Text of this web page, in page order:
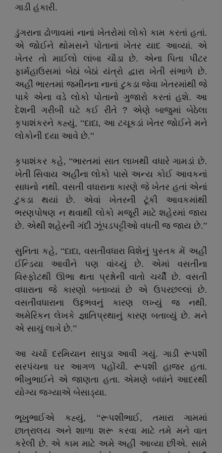
ગાડી હંકારી.
ડુંગરાના ઢોળાવમાં નાનાં ખેતરોમાં લોકો કામ કરતાં હતાં.
એ જોઈને થોમસને પોતાનાં ખેતર યાદ આવ્યાં. એ
ખેતર તો માઈલો લાંબા ચૌડા છે. એના પિતા પીટર
ફાર્મહાઉસમાં બેઠાં બેઠાં યંત્રો દ્વારા ખેતી સંભાળે છે.
અહીં ભારતમાં જમીનના નાનાં ટુકડા જેવા ખેતરમાંથી જે
પાકે એના વડે લોકો પોતાનો ગુજારો કરતાં હશે. આ
દેશની ગરીબી ઘટે કઈ રીતે ? એણે બાજુમાં બેઠેલા
કૃપાશંકરને કહ્યું, ‘‘દાદા, આ ટચૂકડાં ખેતર જોઈને મને
લોકોની દયા આવે છે.’’
કૃપાશંકર કહે, ‘‘ભારતમાં સાત લાખથી વધારે ગામડાં છે.
ખેતી સિવાય અહીંના લોકો પાસે અન્ય કોઈ આવકનાં
સાધનો નથી. વસતી વધારાના કારણે જે ખેતર હતાં એનાં
ટુકડા થયાં છે. એવાં ખેતરની ટૂંકી આવકમાંથી
ભરણપોષણ ન થવાથી લોકો મજૂરી માટે શહેરમાં જાય
છે. એથી શહેરની ગંદી ઝૂંપડપટ્ટીઓ વધતી જ જાય છે.’’
સુનિતા કહે, ‘‘દાદા, વસતીવધારા વિશેનું પુસ્તક મેં અહીં
ઈન્ડિયા આવીને પણ વાંચ્યું છે. એમાં વસતીના
વિસ્ફોટથી ઊભા થતા પ્રશ્નોની વાતો ચર્ચી છે. વસતી
વધારાના જે કારણો બતાવ્યાં છે એ ઉપરછલ્લાં છે.
વસતીવધારાના ઉદ્દભવનું કારણ લખ્યું જ નથી.
અમેરિકન લેખકે જ્ઞાતિપ્રથાનું કારણ બતાવ્યું છે. મને
એ સાચું લાગે છે.’’
આ ચર્ચા દરમિયાન સાપુડા આવી ગયું. ગાડી રૂપશી
સરપંચના ઘર આગળ પહોંચી. રૂપશી હાજર હતા.
ભીખુભાઈને એ જાણતા હતા. એમણે બધાંને આદરથી
યોગ્ય જગ્યાએ બેસાડ્યા.
ભૂખુભાઈએ કહ્યું, ‘‘રૂપશીભાઈ, તમારા ગામમાં
છાત્રાલય અને શાળા શરૂ કરવા માટે તમે મને વાત
કરેલી છે. એ કામ માટે અમે અહીં આવ્યા છીએ. સામે